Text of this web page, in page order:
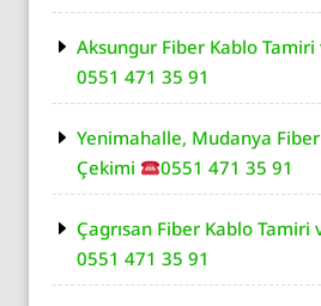
Aksungur Fiber Kablo Tamiri
0551 471 35 91
Yenimahalle, Mudanya
Çekimi
0551 471 35 91
Çagrısan Fiber Kablo Tamiri
0551 471 35 91